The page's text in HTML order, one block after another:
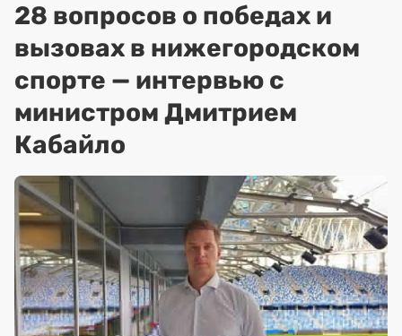
28 вопросов о победах и
вызовах в нижегородском
спорте — интервью с
министром Дмитрием
Кабайло